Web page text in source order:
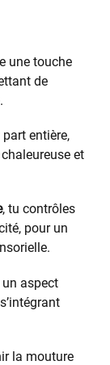
une touche
de
entière,
et
, tu contrôles
pour un
aspect
la mouture